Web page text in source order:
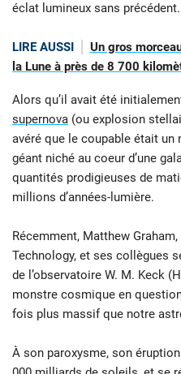
éclat lumineux sans précédent.
LIRE AUSSI
Un gros
la Lune à près de 8 700
Alors qu’il avait été
supernova (ou explosion
avéré que le coupable était un
géant niché au coeur d’une
quantités prodigieuses de
millions d’années-lumière.
Récemment, Matthew
Technology, et ses collègues
de l’observatoire W. M. Keck
monstre cosmique en
fois plus massif que notre
À son paroxysme, son